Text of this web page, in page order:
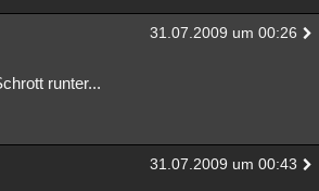
31.07.2009 um 00:26
runter...
31.07.2009 um 00:43